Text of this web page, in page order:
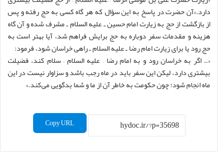
دارد.»آن حضرت در پاسخ به این سؤال که هر گاه کسی به حج رفته و پس
از بازگشت از حج به زیارت امام حسین ـ علیه السلام ـ مشرف شده و آن گاه
هزینه و مقدمات سفر دوباره به حج برایش فراهم شد، آیا بهتر است به
حج رود یا برای زیارت امام رضا ـ علیه السلام ـ راهی خراسان شود، فرمود:
«.. اگر به خراسان رود و به امام رضا – علیه السلام – سلام کند، فضیلت
بیشتری دارد، لیکن این سفر باید در ماه رجب باشد و سزاوار نیست در این
ماه انجام شود؛ چون حکومت به خاطر آن از ما و شما بدگویی می‌کند.»
Copy URL